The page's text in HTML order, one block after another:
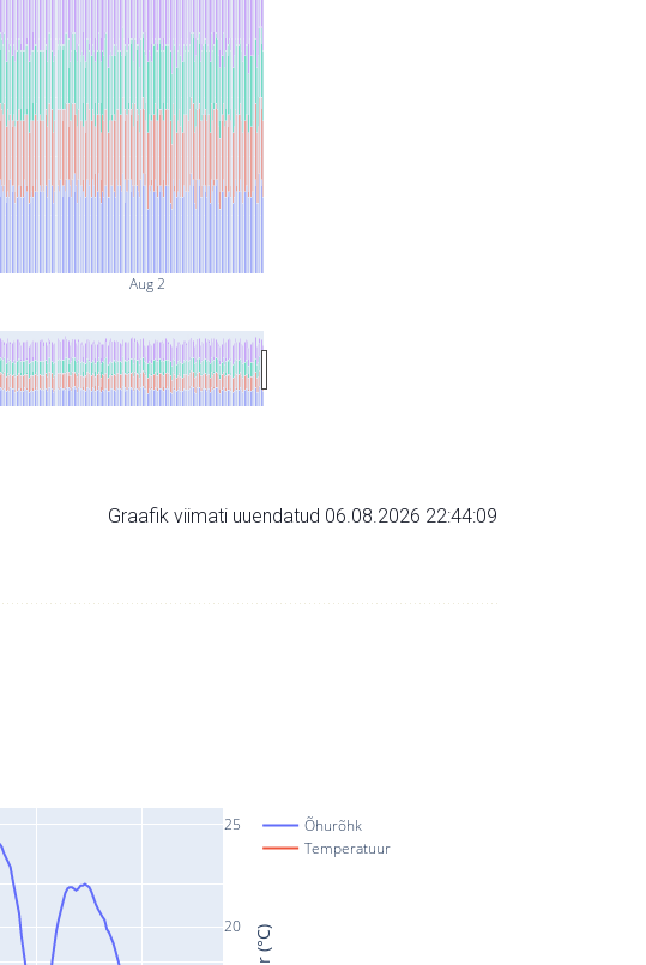
Aug 2
Graafik viimati uuendatud 06.08.2026 22:44:09
20
25
Õhurõhk
Temperatuur